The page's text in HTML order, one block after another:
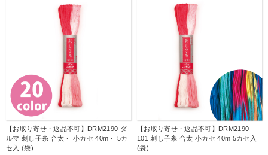
【お取り寄せ・返品不可】DRM2190 ダ
ルマ 刺し子糸 合太・ 小カセ 40m・ 5カ
セ入 (袋)
【お取り寄せ・返品不可】DRM2190-
101 刺し子糸 合太 小カセ 40m 5カセ入
(袋)